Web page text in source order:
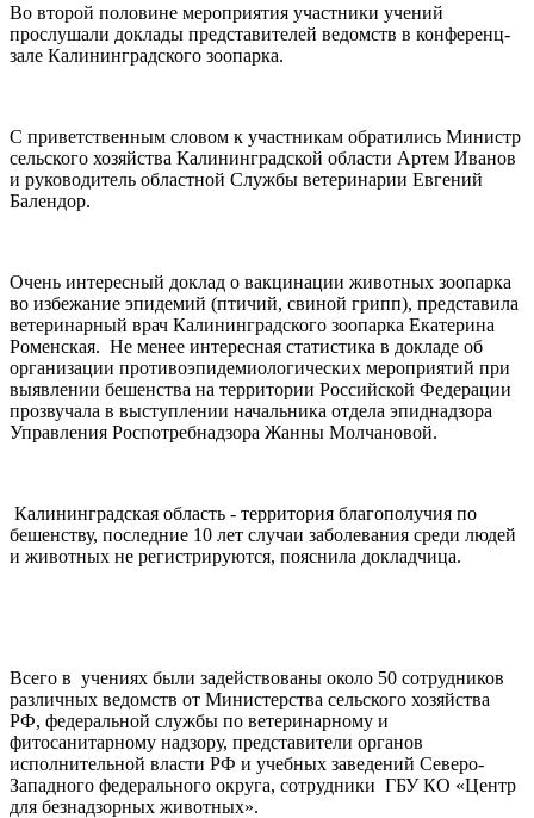
Во второй половине мероприятия участники учений
прослушали доклады представителей ведомств в конференц-
зале Калининградского зоопарка.
С приветственным словом к участникам обратились Министр
сельского хозяйства Калининградской области Артем Иванов
и руководитель областной Службы ветеринарии Евгений
Балендор.
Очень интересный доклад о вакцинации животных зоопарка
во избежание эпидемий (птичий, свиной грипп), представила
ветеринарный врач Калининградского зоопарка Екатерина
Роменская. Не менее интересная статистика в докладе об
организации противоэпидемиологических мероприятий при
выявлении бешенства на территории Российской Федерации
прозвучала в выступлении начальника отдела эпиднадзора
Управления Роспотребнадзора Жанны Молчановой.
Калининградская область - территория благополучия по
бешенству, последние 10 лет случаи заболевания среди людей
и животных не регистрируются, пояснила докладчица.
Всего в учениях были задействованы около 50 сотрудников
различных ведомств от Министерства сельского хозяйства
РФ, федеральной службы по ветеринарному и
фитосанитарному надзору, представители органов
исполнительной власти РФ и учебных заведений Северо-
Западного федерального округа, сотрудники ГБУ КО «Центр
для безнадзорных животных».